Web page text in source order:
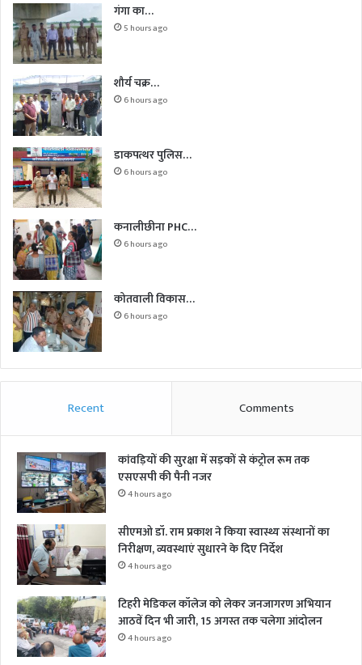
गंगा का…
5 hours ago
शौर्य चक्र…
6 hours ago
डाकपत्थर पुलिस…
6 hours ago
कनालीछीना PHC…
6 hours ago
कोतवाली विकास…
6 hours ago
Recent Comments
कांवड़ियों की सुरक्षा में सड़कों से कंट्रोल रूम तक
एसएसपी की पैनी नजर
4 hours ago
सीएमओ डॉ. राम प्रकाश ने किया स्वास्थ्य संस्थानों का
निरीक्षण, व्यवस्थाएं सुधारने के दिए निर्देश
4 hours ago
टिहरी मेडिकल कॉलेज को लेकर जनजागरण अभियान
आठवें दिन भी जारी, 15 अगस्त तक चलेगा आंदोलन
4 hours ago